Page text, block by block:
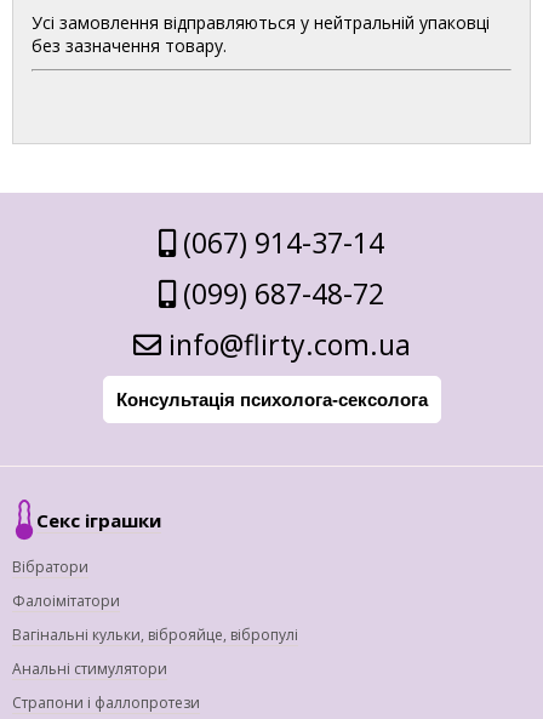
Усі замовлення відправляються у нейтральній упаковці
без зазначення товару.
(067) 914-37-14
(099) 687-48-72
info@flirty.com.ua
Консультація психолога-сексолога
Секс іграшки
Вібратори
Фалоімітатори
Вагінальні кульки, віброяйце, вібропулі
Анальні стимулятори
Страпони і фаллопротези